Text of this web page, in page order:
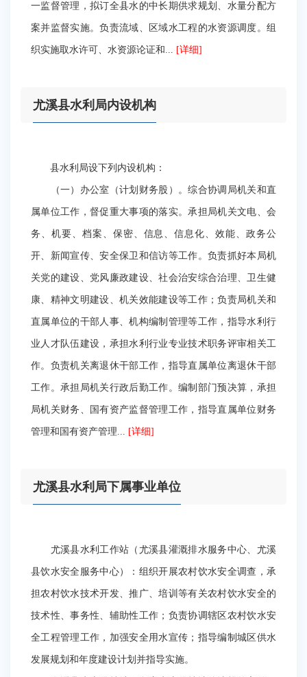
一监督管理，拟订全县水的中长期供求规划、水量分配方
案并监督实施。负责流域、区域水工程的水资源调度。组
织实施取水许可、水资源论证和... [详细]
尤溪县水利局内设机构
县水利局设下列内设机构：
（一）办公室（计划财务股）。综合协调局机关和直
属单位工作，督促重大事项的落实。承担局机关文电、会
务、机要、档案、保密、信息、信息化、效能、政务公
开、新闻宣传、安全保卫和信访等工作。负责抓好本局机
关党的建设、党风廉政建设、社会治安综合治理、卫生健
康、精神文明建设、机关效能建设等工作；负责局机关和
直属单位的干部人事、机构编制管理等工作，指导水利行
业人才队伍建设，承担水利行业专业技术职务评审相关工
作。负责机关离退休干部工作，指导直属单位离退休干部
工作。承担局机关行政后勤工作。编制部门预决算，承担
局机关财务、国有资产监督管理工作，指导直属单位财务
管理和国有资产管理... [详细]
尤溪县水利局下属事业单位
尤溪县水利工作站（尤溪县灌溉排水服务中心、尤溪
县饮水安全服务中心）：组织开展农村饮水安全调查，承
担农村饮水技术开发、推广、培训等有关农村饮水安全的
技术性、事务性、辅助性工作；负责协调辖区农村饮水安
全工程管理工作，加强安全用水宣传；指导编制城区供水
发展规划和年度建设计划并指导实施。